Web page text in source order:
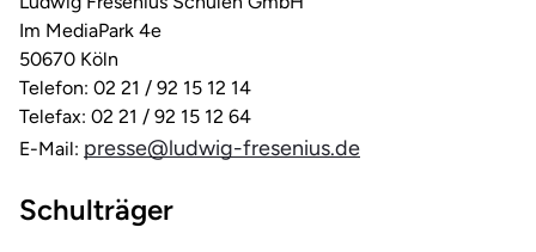
Im MediaPark 4e
50670 Köln
Telefon: 02 21 / 92 15 12 14
Telefax: 02 21 / 92 15 12 64
E-Mail: presse@ludwig-fresenius.de
Schulträger